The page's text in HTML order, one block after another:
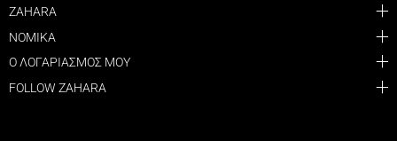
ZAHARA
ΝΟΜΙΚΑ
Ο ΛΟΓΑΡΙΑΣΜΟΣ ΜΟΥ
FOLLOW ZAHARA